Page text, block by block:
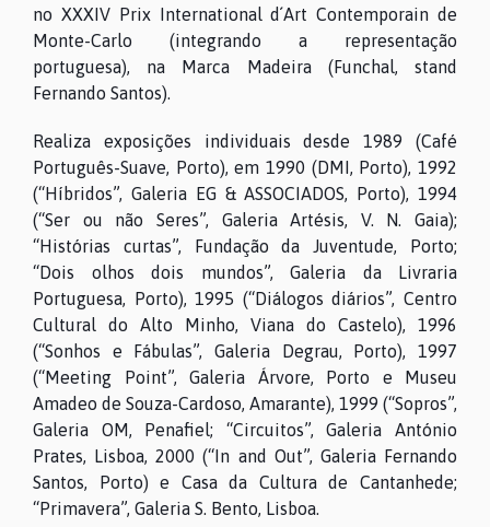
no XXXIV Prix International d´Art Contemporain de
Monte-Carlo (integrando a representação
portuguesa), na Marca Madeira (Funchal, stand
Fernando Santos).
Realiza exposições individuais desde 1989 (Café
Português-Suave, Porto), em 1990 (DMI, Porto), 1992
(“Híbridos”, Galeria EG & ASSOCIADOS, Porto), 1994
(“Ser ou não Seres”, Galeria Artésis, V. N. Gaia);
“Histórias curtas”, Fundação da Juventude, Porto;
“Dois olhos dois mundos”, Galeria da Livraria
Portuguesa, Porto), 1995 (“Diálogos diários”, Centro
Cultural do Alto Minho, Viana do Castelo), 1996
(“Sonhos e Fábulas”, Galeria Degrau, Porto), 1997
(“Meeting Point”, Galeria Árvore, Porto e Museu
Amadeo de Souza-Cardoso, Amarante), 1999 (“Sopros”,
Galeria OM, Penafiel; “Circuitos”, Galeria António
Prates, Lisboa, 2000 (“In and Out”, Galeria Fernando
Santos, Porto) e Casa da Cultura de Cantanhede;
“Primavera”, Galeria S. Bento, Lisboa.